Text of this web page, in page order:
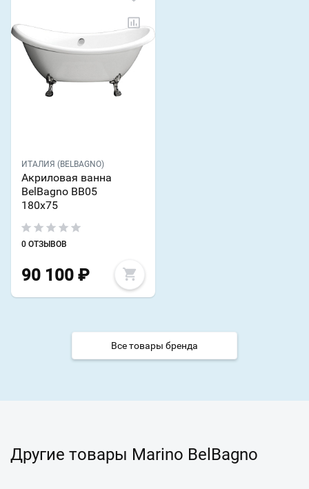
ИТАЛИЯ (BELBAGNO)
Акриловая ванна
BelBagno BB05
180х75
0 ОТЗЫВОВ
90 100 ₽
Все товары бренда
Другие товары Marino BelBagno